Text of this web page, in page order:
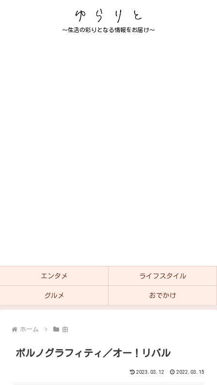
～生活の彩りとなる情報をお届け～
エンタメ ライフスタイル
グルメ おでかけ
ホーム 曲
ポルノグラフィティ／オー！リバル
2023.03.12 2022.03.15